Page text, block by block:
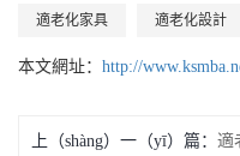
適老化家具 適老化設計
本文網址： http://
上（shàng）一（yī）篇：